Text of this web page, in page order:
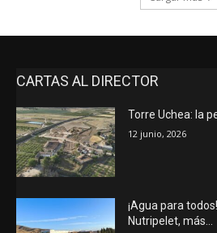
CARTAS AL DIRECTOR
Torre Uchea: la
12 junio, 2026
¡Agua para
Nutripelet, más…